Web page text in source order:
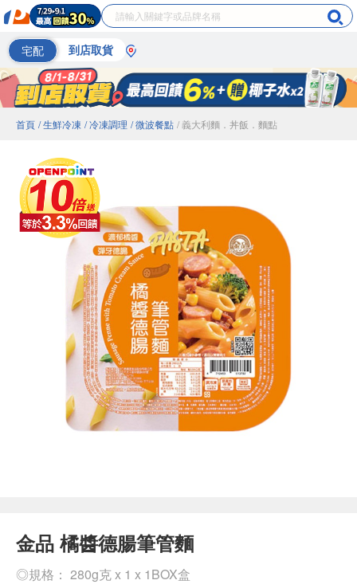
宅配 到店取貨
首頁 / 生鮮冷凍 / 冷凍調理 / 微波餐點 / 義大利麵．丼飯．麵點
金品 橘醬德腸筆管麵
◎規格： 280g克 x 1 x 1BOX盒